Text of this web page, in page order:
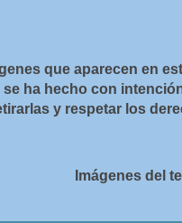
que aparecen en
ha hecho con
y respetar los
Imágenes del